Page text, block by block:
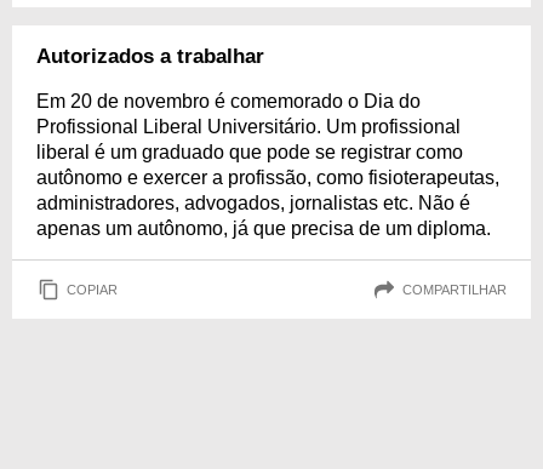
Autorizados a trabalhar
Em 20 de novembro é comemorado o Dia do
Profissional Liberal Universitário. Um profissional
liberal é um graduado que pode se registrar como
autônomo e exercer a profissão, como fisioterapeutas,
administradores, advogados, jornalistas etc. Não é
apenas um autônomo, já que precisa de um diploma.
COPIAR COMPARTILHAR